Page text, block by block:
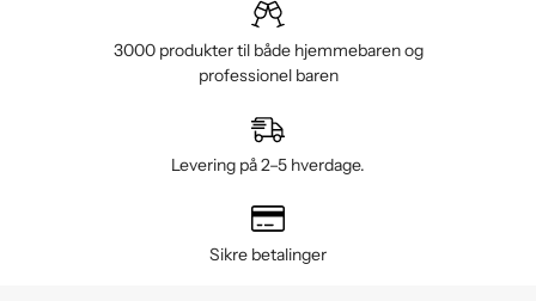
3000 produkter til både hjemmebaren og
professionel baren
Levering på 2–5 hverdage.
Sikre betalinger